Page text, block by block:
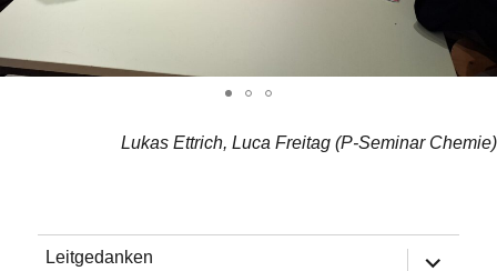
Lukas Ettrich, Luca Freitag (P-Seminar Chemie)
Leitgedanken